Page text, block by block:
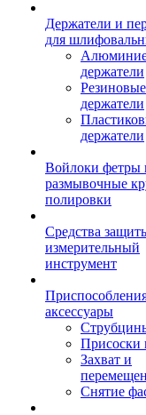
Держатели и
для
держатели
Резиновые
держатели
держатели
Войлоки фетры
размывочные
полировки
Средства
измерительный
инструмент
аксессуары
Присоски
Захват и
Снятие